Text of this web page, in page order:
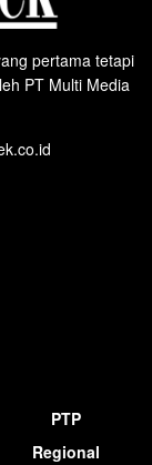
pertama tetapi
PT Multi Media
PTP
Regional